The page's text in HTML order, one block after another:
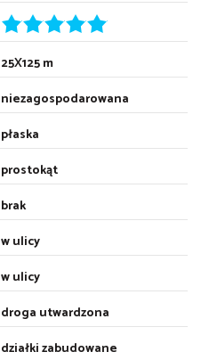
25X125 m
niezagospodarowana
płaska
prostokąt
brak
w ulicy
w ulicy
droga utwardzona
działki zabudowane